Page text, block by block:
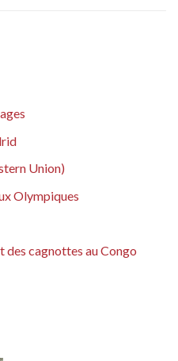
Union)
Olympiques
cagnottes au Congo